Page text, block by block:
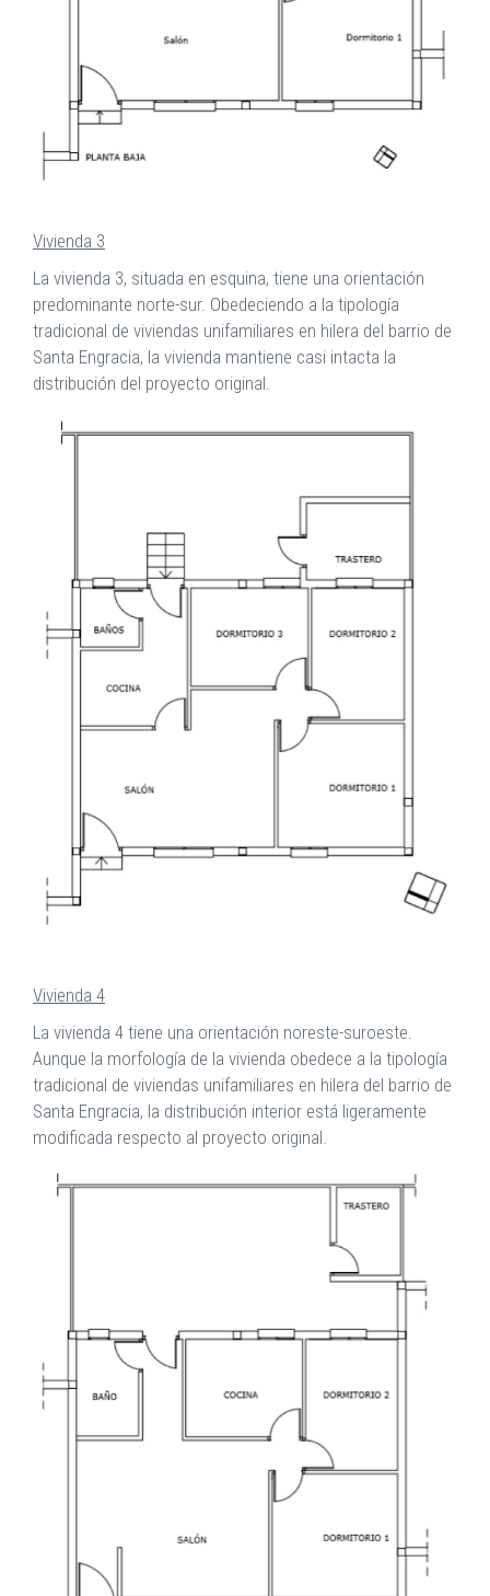
Vivienda 3
La vivienda 3, situada en esquina, tiene una orientación
predominante norte-sur. Obedeciendo a la tipología
tradicional de viviendas unifamiliares en hilera del barrio de
Santa Engracia, la vivienda mantiene casi intacta la
distribución del proyecto original.
Vivienda 4
La vivienda 4 tiene una orientación noreste-suroeste.
Aunque la morfología de la vivienda obedece a la tipología
tradicional de viviendas unifamiliares en hilera del barrio de
Santa Engracia, la distribución interior está ligeramente
modificada respecto al proyecto original.